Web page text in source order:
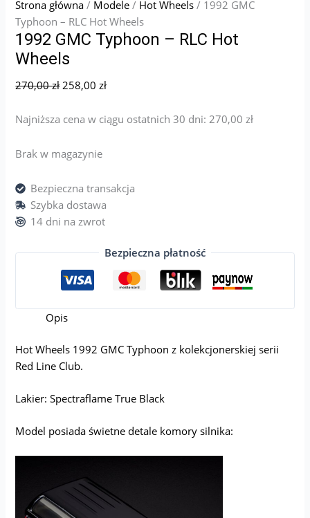
Strona główna / Modele / Hot Wheels / 1992 GMC
Typhoon – RLC Hot Wheels
1992 GMC Typhoon – RLC Hot
Wheels
270,00zł 258,00zł
Najniższa cena w ciągu ostatnich 30 dni:270,00zł
Brak w magazynie
Bezpieczna transakcja
Szybka dostawa
14 dni na zwrot
Bezpieczna płatność
Opis
Hot Wheels 1992 GMC Typhoon z kolekcjonerskiej serii
Red Line Club.
Lakier: Spectraflame True Black
Model posiada świetne detale komory silnika: